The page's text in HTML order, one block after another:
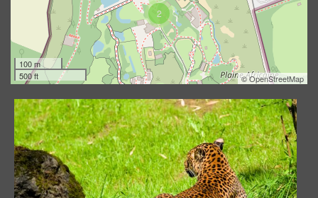
2
100 m
500 ft
©OpenStreetMap
Tête de pioche
146598 visites